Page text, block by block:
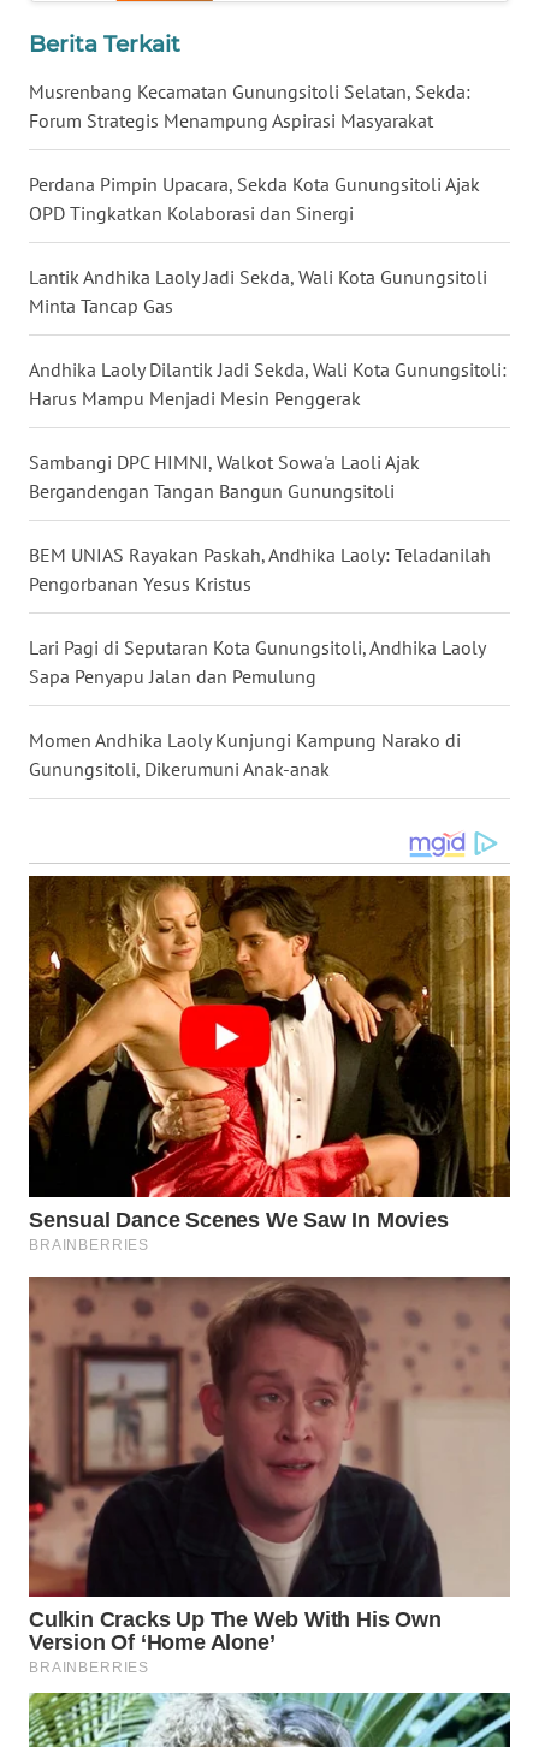
Berita Terkait
Musrenbang Kecamatan Gunungsitoli Selatan, Sekda:
Forum Strategis Menampung Aspirasi Masyarakat
Perdana Pimpin Upacara, Sekda Kota Gunungsitoli Ajak
OPD Tingkatkan Kolaborasi dan Sinergi
Lantik Andhika Laoly Jadi Sekda, Wali Kota Gunungsitoli
Minta Tancap Gas
Andhika Laoly Dilantik Jadi Sekda, Wali Kota Gunungsitoli:
Harus Mampu Menjadi Mesin Penggerak
Sambangi DPC HIMNI, Walkot Sowa'a Laoli Ajak
Bergandengan Tangan Bangun Gunungsitoli
BEM UNIAS Rayakan Paskah, Andhika Laoly: Teladanilah
Pengorbanan Yesus Kristus
Lari Pagi di Seputaran Kota Gunungsitoli, Andhika Laoly
Sapa Penyapu Jalan dan Pemulung
Momen Andhika Laoly Kunjungi Kampung Narako di
Gunungsitoli, Dikerumuni Anak-anak
KALBAR
KALTENG
KALTARA
KALSEL
WN
KALTIM
WN
SULSEL
WN
GORONTALO
WN
WN
MALUT
WN
DAIRI
WN
DANAU
TOBA
NIAS
LANGKAT
WN
TAPANULI
SELATAN
WN
TANJUNG
LESUNG
WN
KARO
WN
SIMALUNGUN